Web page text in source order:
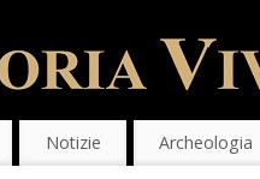
Notizie Archeologia